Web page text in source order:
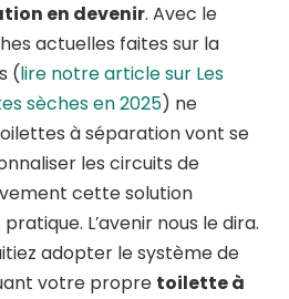
en devenir. Avec le
actuelles faites sur la
(lire notre article sur Les
sèches en 2025) ne
à séparation vont se
les circuits de
cette solution
L’avenir nous le dira.
adopter le système de
votre propre toilette à